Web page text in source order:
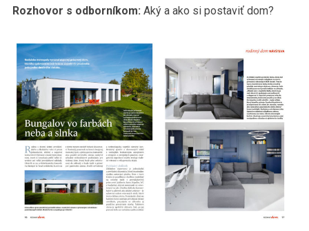
Rozhovor s odborníkom: Aký a ako si postaviť dom?